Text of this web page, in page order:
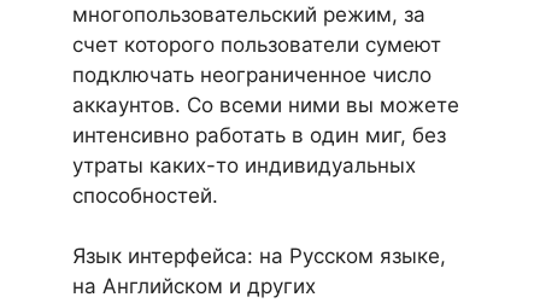
многопользовательский режим, за
счет которого пользователи сумеют
подключать неограниченное число
аккаунтов. Со всеми ними вы можете
интенсивно работать в один миг, без
утраты каких-то индивидуальных
способностей.
Язык интерфейса: на Русском языке,
на Английском и других